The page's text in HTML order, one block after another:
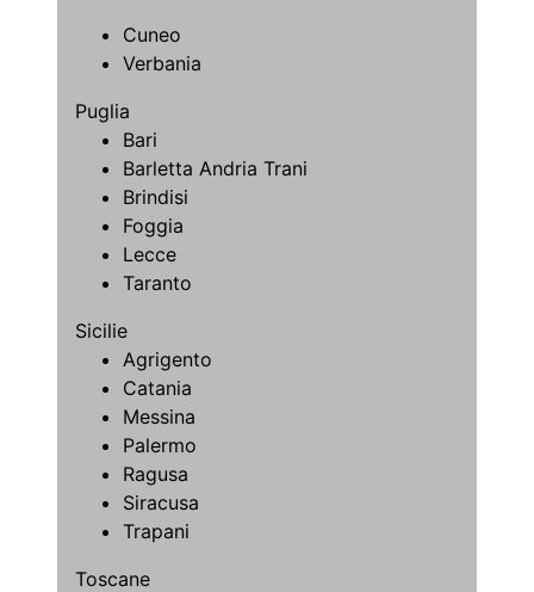
Cuneo
Verbania
Puglia
Bari
Barletta Andria Trani
Brindisi
Foggia
Lecce
Taranto
Sicilie
Agrigento
Catania
Messina
Palermo
Ragusa
Siracusa
Trapani
Toscane